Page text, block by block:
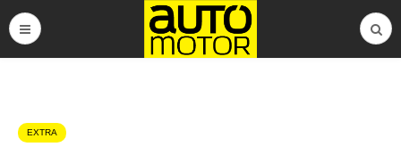
EXTRA